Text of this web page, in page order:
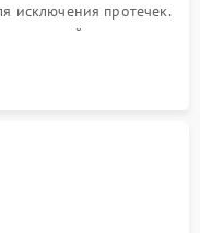
исключения протечек.
системы,
поплавка.